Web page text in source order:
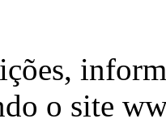
o site